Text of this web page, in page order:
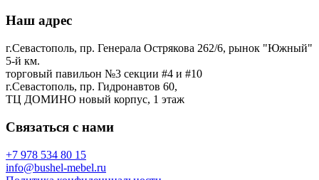
Наш адрес
г.Севастополь, пр. Генерала Острякова 262/6, рынок "Южный"
5-й км.
торговый павильон №3 секции #4 и #10
г.Севастополь, пр. Гидронавтов 60,
ТЦ ДОМИНО новый корпус, 1 этаж
Связаться с нами
+7 978 534 80 15
info@bushel-mebel.ru